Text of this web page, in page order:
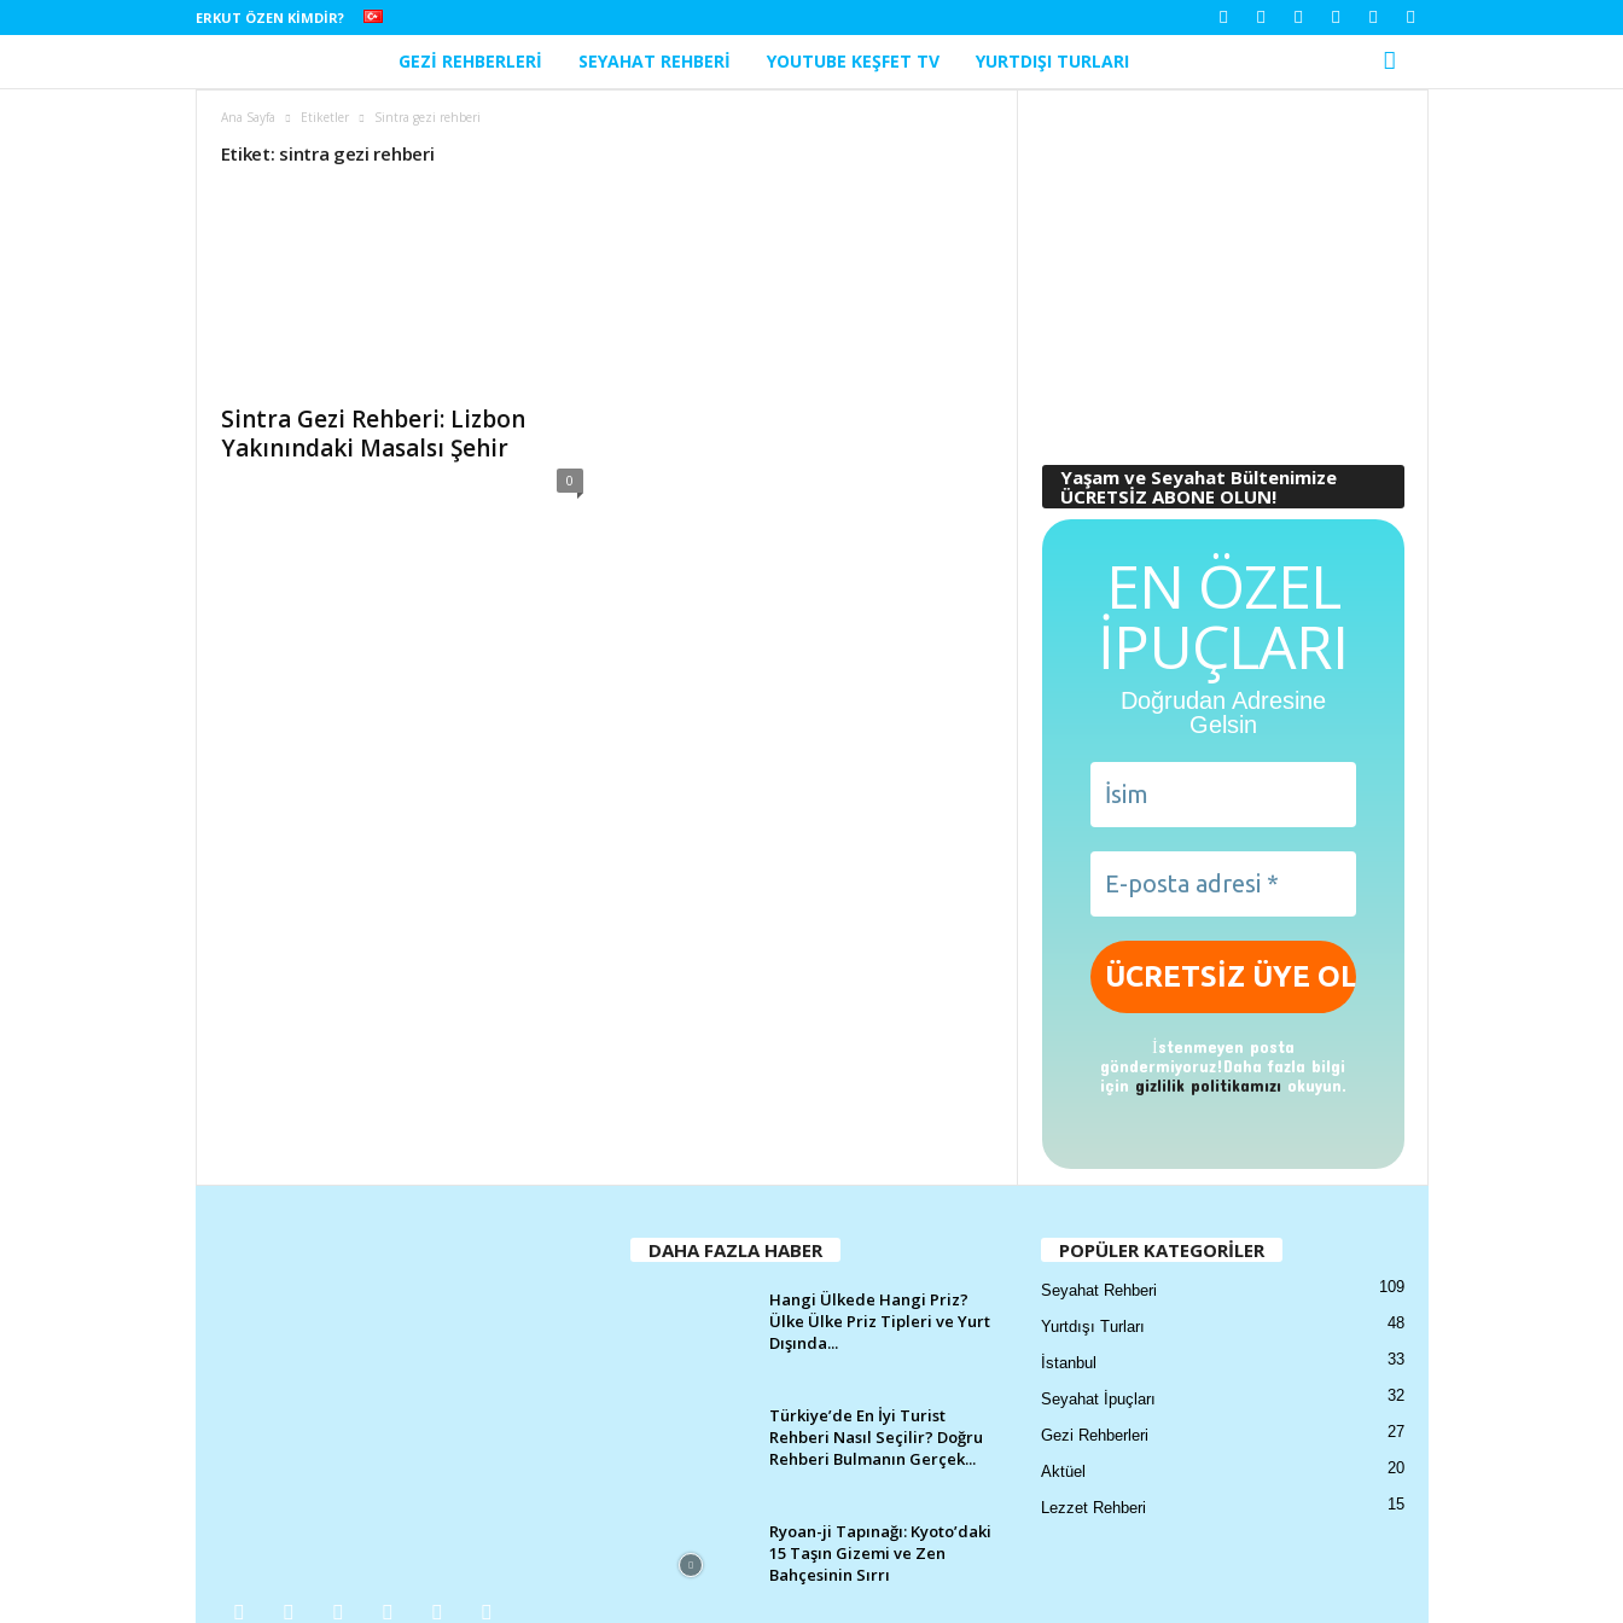
ERKUT ÖZEN KIMDIR?
r
k
e
GEZI REHBERLERI SEYAHAT REHBERI YOUTUBE KEŞFET TV YURTDIŞI TURLARI
Ana Sayfa Etiketler Sintra gezi rehberi
Etiket: sintra gezi rehberi
Sintra Gezi Rehberi: Lizbon
Yakınındaki Masalsı Şehir
0
Yaşam ve Seyahat Bültenimize
ÜCRETSİZ ABONE OLUN!
EN ÖZEL
İPUÇLARI
Doğrudan Adresine
Gelsin
İstenmeyen posta
göndermiyoruz!Daha fazla bilgi
için gizlilik politikamızı okuyun.
DAHA FAZLA HABER
Hangi Ülkede Hangi Priz?
Ülke Ülke Priz Tipleri ve Yurt
Dışında...
Türkiye’de En İyi Turist
Rehberi Nasıl Seçilir? Doğru
Rehberi Bulmanın Gerçek...
Ryoan-ji Tapınağı: Kyoto’daki
15 Taşın Gizemi ve Zen
Bahçesinin Sırrı
POPÜLER KATEGORİLER
Seyahat Rehberi 109
Yurtdışı Turları 48
İstanbul 33
Seyahat İpuçları 32
Gezi Rehberleri 27
Aktüel 20
Lezzet Rehberi 15